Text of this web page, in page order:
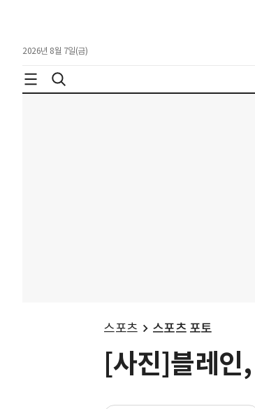
2026년 8월 7일(금)
스포츠 스포츠 포토
[사진]블레인,